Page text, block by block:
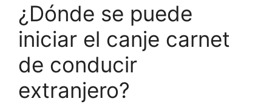
¿Dónde se puede
iniciar el canje carnet
de conducir
extranjero?